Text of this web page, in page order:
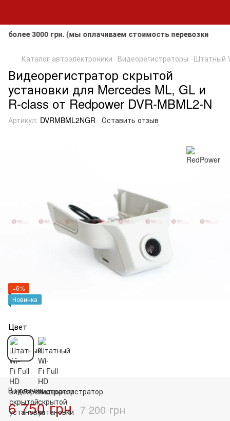
грн. (мы оплачиваем стоимость перевозки до
Каталог автоэлектроники Видеорегистраторы Штатный
Видеорегистратор скрытой
установки для Mercedes ML, GL и
R-class от Redpower DVR-MBML2-N
Артикул: DVRMBML2NGR Оставить отзыв
−6%
Новинка
Цвет
В наличии
6 750 грн 7 200 грн